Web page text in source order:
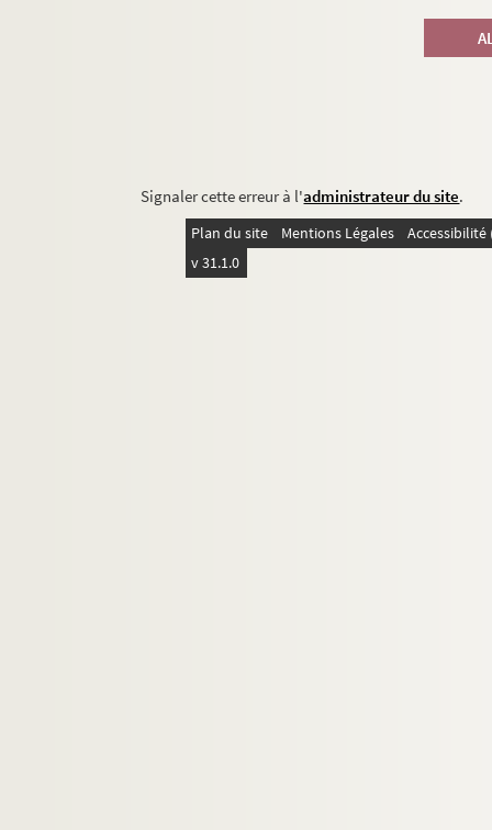
Signaler cette erreur à l'administrateur du site.
Plan du site Mentions Légales
v 31.1.0